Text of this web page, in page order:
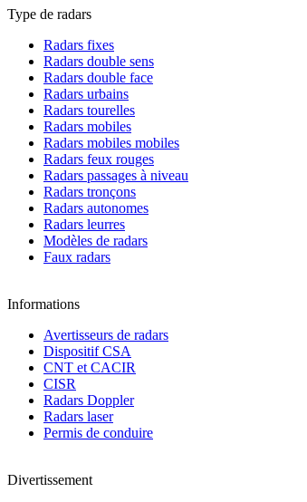
Type de radars
Radars fixes
Radars double sens
Radars double face
Radars urbains
Radars tourelles
Radars mobiles
Radars mobiles mobiles
Radars feux rouges
Radars passages à niveau
Radars tronçons
Radars autonomes
Radars leurres
Modèles de radars
Faux radars
Informations
Avertisseurs de radars
Dispositif CSA
CNT et CACIR
CISR
Radars Doppler
Radars laser
Permis de conduire
Divertissement